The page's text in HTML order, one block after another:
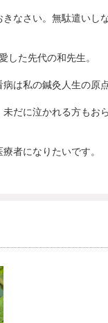
なさい。無駄遣いし
した先代の和先生。
は私の鍼灸人生の原点
だに泣かれる方もお
者になりたいです。